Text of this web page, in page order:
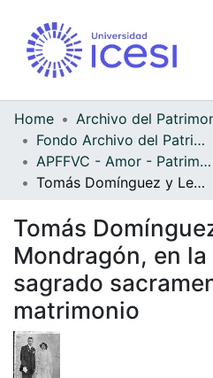
Home
Fondo Archivo del Patrimonio Fotográfico y Fílmico del Valle del Cauca
APFFVC - Amor - Patrimonial
Tomás Domínguez y Leopoldina Mondragón, en la celebración del sagrado sacramento del matrimonio
Tomás
Mondragón, en
sagrado
matrimonio